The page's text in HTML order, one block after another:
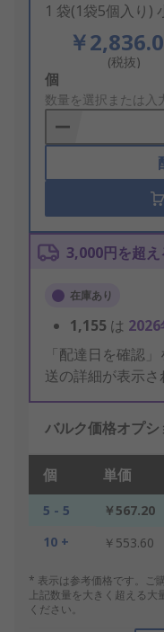
1 袋(1袋5個入り)
￥
(税抜)
Add
to
Basket
個
数量を選択または入
3,000円を超
在庫あり
1,155 は
「配達日を確認
送の詳細が表示さ
バルク価格オプシ
個 単価
5 - 5 ￥567.20
10 +
￥553.60
* 表示は参考価格です。ご
上記数量を大きく超える大
ください。